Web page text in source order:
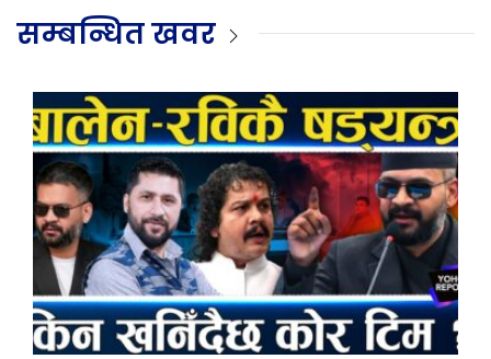
सम्बन्धित खवर